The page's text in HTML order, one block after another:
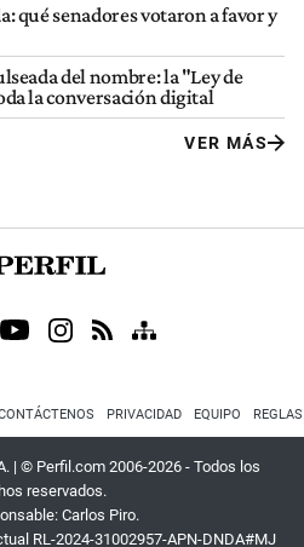
qué senadores votaron a favor y
del nombre: la "Ley de
la conversación digital
VER MÁS
PRIVACIDAD EQUIPO
| © Perfil.com 2006-2026 - Todos los
reservados.
Carlos Piro.
RL-2024-31002957-APN-DNDA#MJ